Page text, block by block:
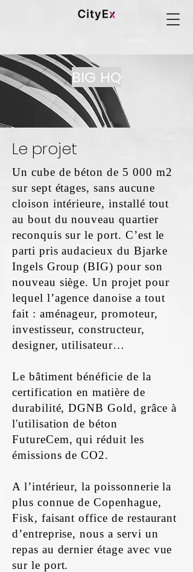
BIG HQ
Le projet
Un cube de béton de 5 000 m2
sur sept étages, sans aucune
cloison intérieure, installé tout
au bout du nouveau quartier
reconquis sur le port. C’est le
parti pris audacieux du Bjarke
Ingels Group (BIG) pour son
nouveau siège. Un projet pour
lequel l’agence danoise a tout
fait : aménageur, promoteur,
investisseur, constructeur,
designer, utilisateur…
Le bâtiment bénéficie de la
certification en matière de
durabilité, DGNB Gold, grâce à
l'utilisation de béton
FutureCem, qui réduit les
émissions de CO2.
A l’intérieur, la poissonnerie la
plus connue de Copenhague,
Fisk, faisant office de restaurant
d’entreprise, nous a servi un
repas au dernier étage avec vue
sur le port.